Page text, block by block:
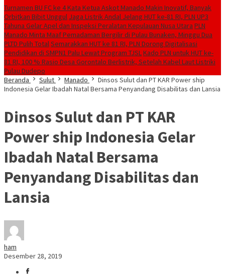
Turnamen BU FC ke 4 Kata Ketua Askot Manado Makin Inovatif, Banyak
Orbitkan Bibit Unggul Jaga Listrik Andal Jelang HUT ke-81 RI, PLN UP3
Tahuna Gelar Apel dan Inspeksi Peralatan Kepulauan Nusa Utara PLN
Manado Minta Maaf Pemadaman Bergilir di Pulau Bunaken, Minggu Dua
PLTD Pulih TotalSemarakkan HUT ke 81 RI, PLN Dorong Digitalisasi
Pendidikan di SMPN1 Palu Lewat Program TJSLKado PLN untuk HUT ke-
81 RI, 100 % Rasio Desa Gorontalo Berlistrik, Setelah Kabel Laut Listriki
Pulau Dudepo
Beranda
Sulut Manado
Dinsos Sulut dan PT KAR Power ship
Indonesia Gelar Ibadah Natal Bersama Penyandang Disabilitas dan Lansia
Dinsos Sulut dan PT KAR
Power ship Indonesia Gelar
Ibadah Natal Bersama
Penyandang Disabilitas dan
Lansia
ham
Desember 28, 2019